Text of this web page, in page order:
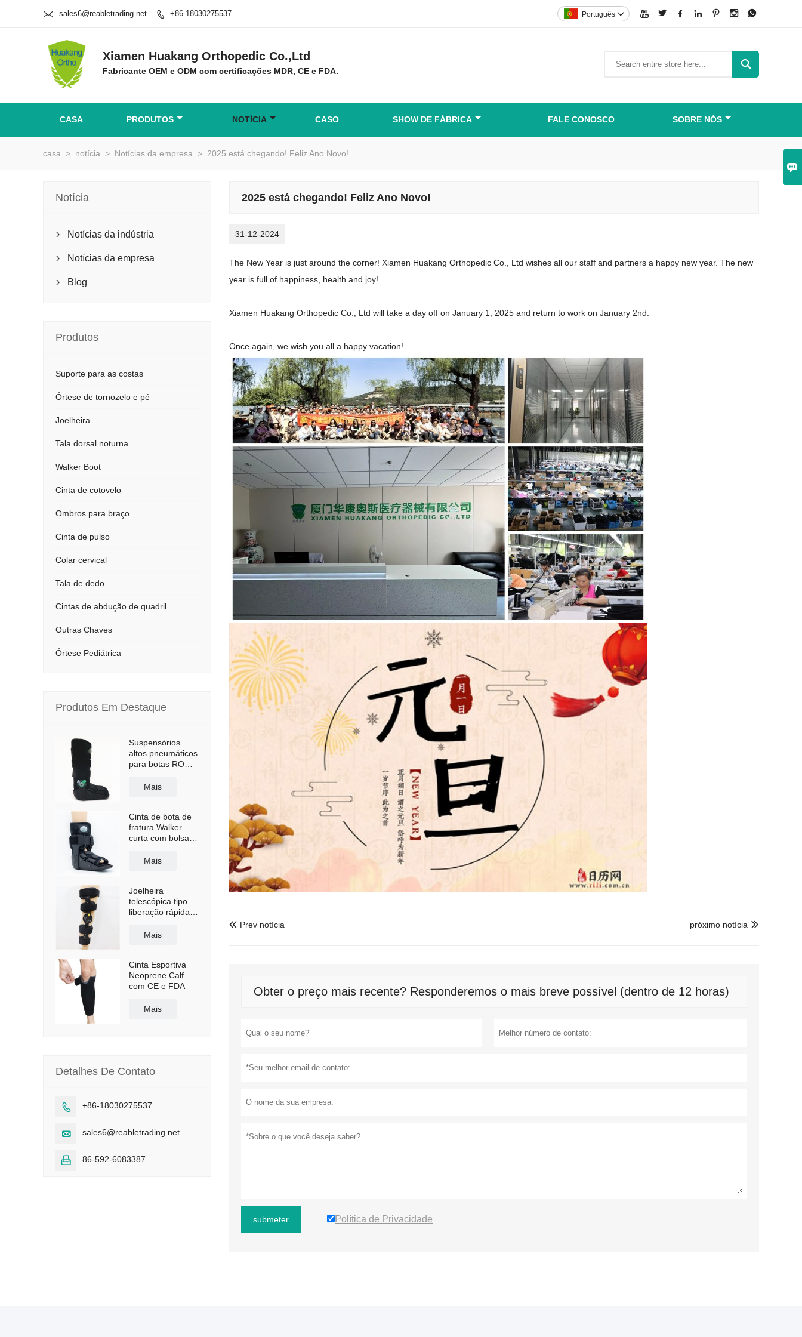

 sales6@reabletrading.net  +86-18030275537       
Português 
Xiamen Huakang Orthopedic Co.,Ltd
Fabricante OEM e ODM com certificações MDR, CE e FDA.

CASA PRODUTOS NOTÍCIA CASO SHOW DE FÁBRICA FALE CONOSCO SOBRE NÓS
casa > notícia > Notícias da empresa > 2025 está chegando! Feliz Ano Novo!
2025 está chegando! Feliz Ano Novo!
31-12-2024
The New Year is just around the corner! Xiamen Huakang Orthopedic Co., Ltd wishes all our staff and partners a happy new year. The new
year is full of happiness, health and joy!
Xiamen Huakang Orthopedic Co., Ltd will take a day off on January 1, 2025 and return to work on January 2nd.
Once again, we wish you all a happy vacation!
 Prev notícia 
próximo notícia
Obter o preço mais recente? Responderemos o mais breve possível (dentro de 12 horas)
submeter Política de Privacidade
Notícia
 Notícias da indústria
 Notícias da empresa
 Blog
Produtos
Suporte para as costas
Órtese de tornozelo e pé
Joelheira
Tala dorsal noturna
Walker Boot
Cinta de cotovelo
Ombros para braço
Cinta de pulso
Colar cervical
Tala de dedo
Cintas de abdução de quadril
Outras Chaves
Órtese Pediátrica
Produtos Em Destaque
Suspensórios
altos pneumáticos
para botas ROM
antiderrapante
Mais
Cinta de bota de
fratura Walker
curta com bolsa
Mais
Joelheira
telescópica tipo
liberação rápida
ombroMais
Cinta Esportiva
Neoprene Calf
com CE e FDA
Mais
Detalhes De Contato
 +86-18030275537
 sales6@reabletrading.net
 86-592-6083387